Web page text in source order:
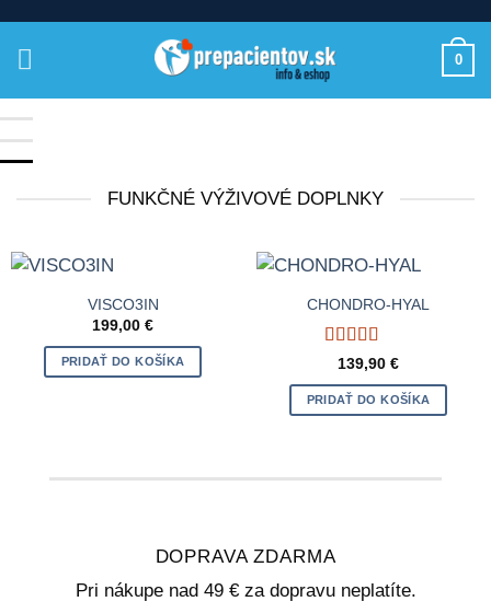
content
0
FUNKČNÉ VÝŽIVOVÉ DOPLNKY
VISCO3IN
199,00 €
PRIDAŤ DO KOŠÍKA
CHONDRO-HYAL
Hodnotenie
139,90 €
PRIDAŤ DO KOŠÍKA
DOPRAVA ZDARMA
Pri nákupe nad 49 € za dopravu neplatíte.